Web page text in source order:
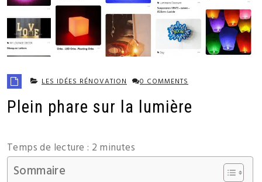
LES IDÉES RÉNOVATION 0 COMMENTS
Plein phare sur la lumière
Temps de lecture : 2 minutes
Sommaire